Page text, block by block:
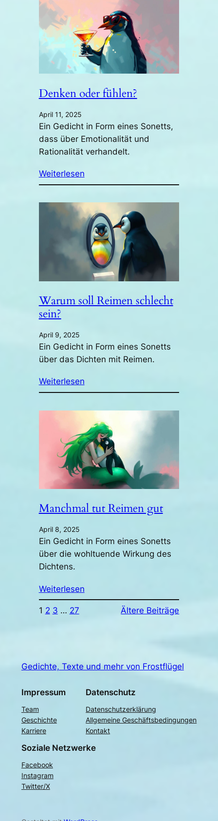
Denken oder fühlen?
April 11, 2025
Ein Gedicht in Form eines Sonetts,
dass über Emotionalität und
Rationalität verhandelt.
Weiterlesen
Warum soll Reimen schlecht
sein?
April 9, 2025
Ein Gedicht in Form eines Sonetts
über das Dichten mit Reimen.
Weiterlesen
Manchmal tut Reimen gut
April 8, 2025
Ein Gedicht in Form eines Sonetts
über die wohltuende Wirkung des
Dichtens.
Weiterlesen
1 2 3 … 27 Ältere Beiträge
Gedichte, Texte und mehr von Frostflügel
Impressum
Team
Geschichte
Karriere
Datenschutz
Datenschutzerklärung
Allgemeine Geschäftsbedingungen
Kontakt
Soziale Netzwerke
Facebook
Instagram
Twitter/X